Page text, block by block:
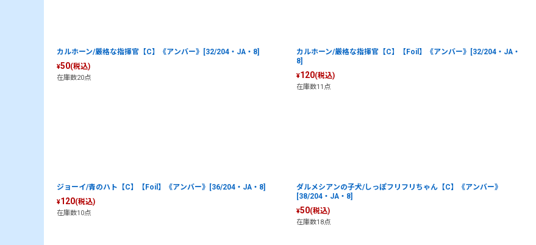
カルホーン/厳格な指揮官【C】《アンバー》[32/204・JA・8]
¥50(税込)
在庫数20点
カルホーン/厳格な指揮官【C】【Foil】《アンバー》[32/204・JA・
8]
¥120(税込)
在庫数11点
ジョーイ/青のハト【C】【Foil】《アンバー》[36/204・JA・8]
¥120(税込)
在庫数10点
ダルメシアンの子犬/しっぽフリフリちゃん【C】《アンバー》
[38/204・JA・8]
¥50(税込)
在庫数18点